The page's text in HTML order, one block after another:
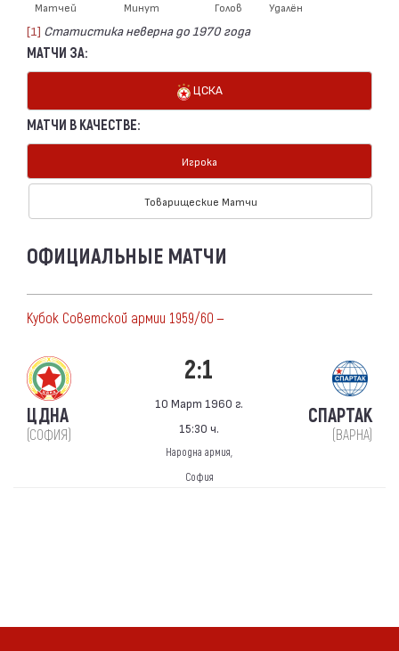
Матчей Минут Голов Удалён
[1] Статистика неверна до 1970 года
МАТЧИ ЗА:
ЦСКА
МАТЧИ В КАЧЕСТВЕ:
Игрока
Товарищеские Матчи
ОФИЦИАЛЬНЫЕ МАТЧИ
Кубок Советской армии 1959/60 —
ЦДНА
(СОФИЯ)
2:1
10 Март 1960 г.
15:30 ч.
Народна армия,
София
СПАРТАК
(ВАРНА)